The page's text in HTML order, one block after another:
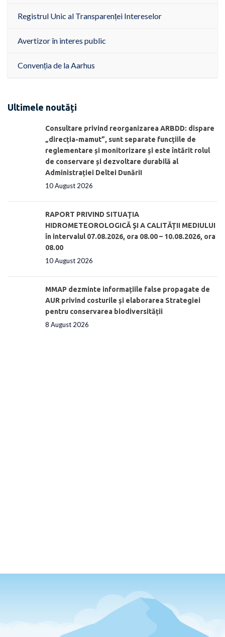
Registrul Unic al Transparenței Intereselor
Avertizor în interes public
Convenția de la Aarhus
Ultimele noutăți
Consultare privind reorganizarea ARBDD: dispare
„direcția-mamut”, sunt separate funcțiile de
reglementare și monitorizare și este întărit rolul
de conservare și dezvoltare durabilă al
Administrației Deltei DunăriI
10 August 2026
RAPORT PRIVIND SITUAŢIA
HIDROMETEOROLOGICĂ ŞI A CALITĂŢII MEDIULUI
în intervalul 07.08.2026, ora 08.00 – 10.08.2026, ora
08.00
10 August 2026
MMAP dezminte informațiile false propagate de
AUR privind costurile și elaborarea Strategiei
pentru conservarea biodiversității
8 August 2026